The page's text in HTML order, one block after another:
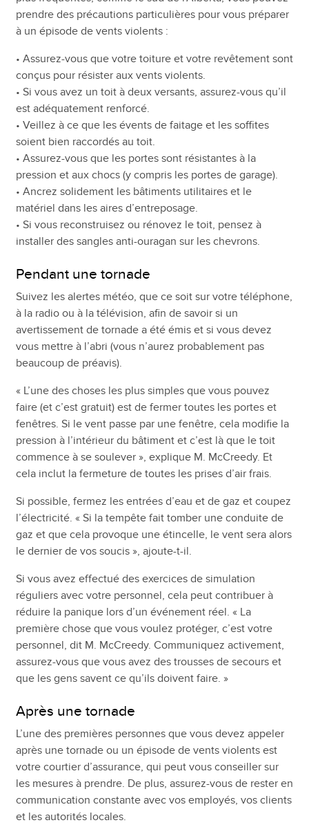
prendre des précautions particulières pour vous préparer
à un épisode de vents violents :
• Assurez-vous que votre toiture et votre revêtement sont
conçus pour résister aux vents violents.
• Si vous avez un toit à deux versants, assurez-vous qu’il
est adéquatement renforcé.
• Veillez à ce que les évents de faitage et les soffites
soient bien raccordés au toit.
• Assurez-vous que les portes sont résistantes à la
pression et aux chocs (y compris les portes de garage).
• Ancrez solidement les bâtiments utilitaires et le
matériel dans les aires d’entreposage.
• Si vous reconstruisez ou rénovez le toit, pensez à
installer des sangles anti-ouragan sur les chevrons.
Pendant une tornade
Suivez les alertes météo, que ce soit sur votre téléphone,
à la radio ou à la télévision, afin de savoir si un
avertissement de tornade a été émis et si vous devez
vous mettre à l’abri (vous n’aurez probablement pas
beaucoup de préavis).
« L’une des choses les plus simples que vous pouvez
faire (et c’est gratuit) est de fermer toutes les portes et
fenêtres. Si le vent passe par une fenêtre, cela modifie la
pression à l’intérieur du bâtiment et c’est là que le toit
commence à se soulever », explique M. McCreedy. Et
cela inclut la fermeture de toutes les prises d’air frais.
Si possible, fermez les entrées d’eau et de gaz et coupez
l’électricité. « Si la tempête fait tomber une conduite de
gaz et que cela provoque une étincelle, le vent sera alors
le dernier de vos soucis », ajoute-t-il.
Si vous avez effectué des exercices de simulation
réguliers avec votre personnel, cela peut contribuer à
réduire la panique lors d’un événement réel. « La
première chose que vous voulez protéger, c’est votre
personnel, dit M. McCreedy. Communiquez activement,
assurez-vous que vous avez des trousses de secours et
que les gens savent ce qu’ils doivent faire. »
Après une tornade
L’une des premières personnes que vous devez appeler
après une tornade ou un épisode de vents violents est
votre courtier d’assurance, qui peut vous conseiller sur
les mesures à prendre. De plus, assurez-vous de rester en
communication constante avec vos employés, vos clients
et les autorités locales.